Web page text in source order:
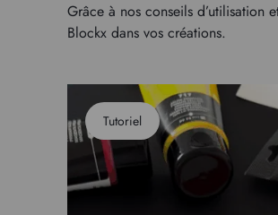
Grâce à nos conseils d’utilisation
Blockx dans vos créations.
Tutoriel